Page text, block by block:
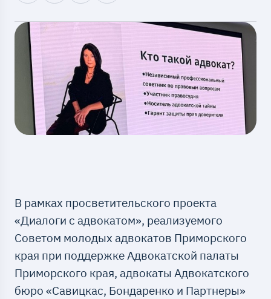
В рамках просветительского проекта
«Диалоги с адвокатом», реализуемого
Советом молодых адвокатов Приморского
края при поддержке Адвокатской палаты
Приморского края, адвокаты Адвокатского
бюро «Савицкас, Бондаренко и Партнеры»